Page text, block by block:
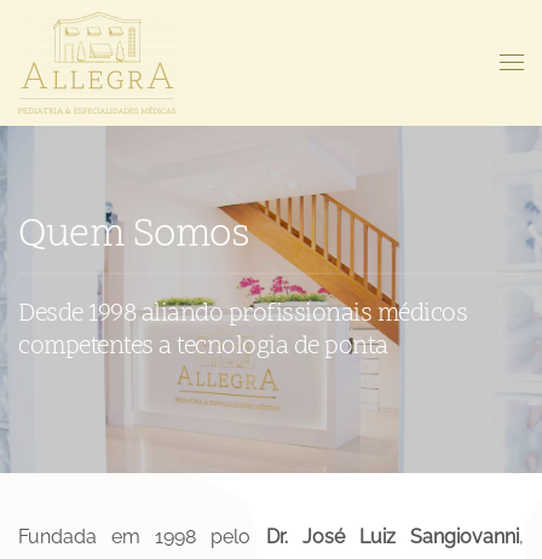
Quem Somos
Desde 1998 aliando profissionais médicos
competentes a tecnologia de ponta
Fundada em 1998 pelo Dr. José Luiz Sangiovanni,